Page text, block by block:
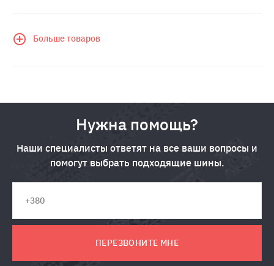
Больше товаров
Нужна помощь?
Наши специалисты ответят на все ваши вопросы и
помогут выбрать подходящие шины.
ПЕРЕЗВОНИТЕ МНЕ